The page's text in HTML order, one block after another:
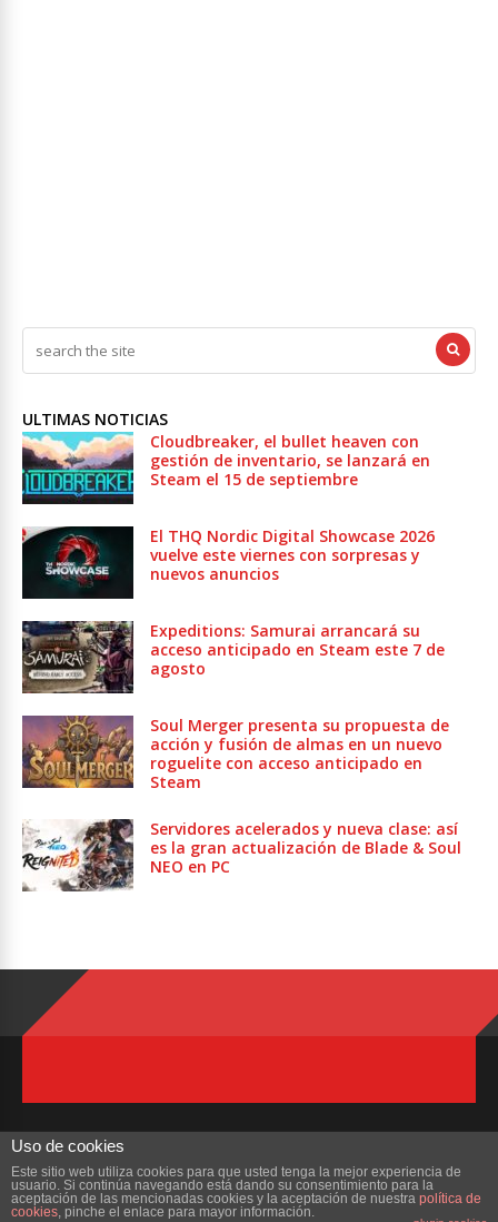
ULTIMAS NOTICIAS
Cloudbreaker, el bullet heaven con
gestión de inventario, se lanzará en
Steam el 15 de septiembre
El THQ Nordic Digital Showcase 2026
vuelve este viernes con sorpresas y
nuevos anuncios
Expeditions: Samurai arrancará su
acceso anticipado en Steam este 7 de
agosto
Soul Merger presenta su propuesta de
acción y fusión de almas en un nuevo
roguelite con acceso anticipado en
Steam
Servidores acelerados y nueva clase: así
es la gran actualización de Blade & Soul
NEO en PC
Copyright © 2023 ZonaMMORPG.com. Todos los derechos reservados
Uso de cookies
Este sitio web utiliza cookies para que usted tenga la mejor experiencia de
usuario. Si continúa navegando está dando su consentimiento para la
aceptación de las mencionadas cookies y la aceptación de nuestra política de
cookies, pinche el enlace para mayor información.